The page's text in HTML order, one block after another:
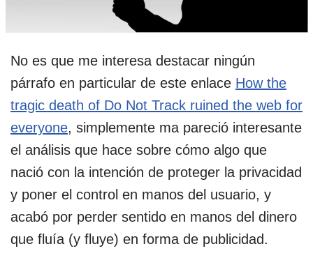
No es que me interesa destacar ningún
párrafo en particular de este enlace How the
tragic death of Do Not Track ruined the web for
everyone, simplemente ma pareció interesante
el análisis que hace sobre cómo algo que
nació con la intención de proteger la privacidad
y poner el control en manos del usuario, y
acabó por perder sentido en manos del dinero
que fluía (y fluye) en forma de publicidad.